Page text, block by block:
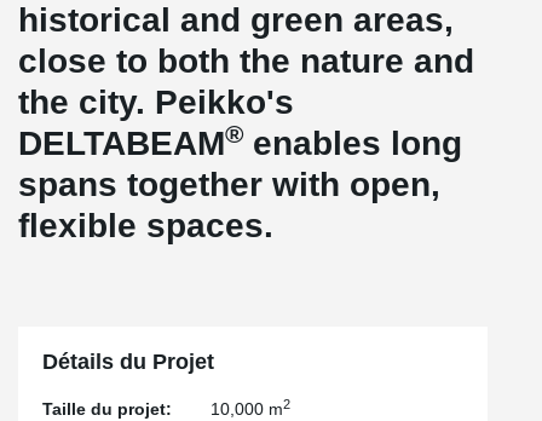
historical and green areas,
close to both the nature and
the city. Peikko's
DELTABEAM® enables long
spans together with open,
flexible spaces.
Détails du Projet
Taille du projet: 10,000 m2